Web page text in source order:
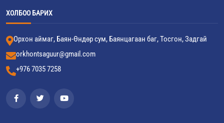
ХОЛБОО БАРИХ
Орхон аймаг, Баян-Өндөр сум, Баянцагаан баг, Тосгон, Задгай
orkhontsaguur@gmail.com
+976 7035 7258